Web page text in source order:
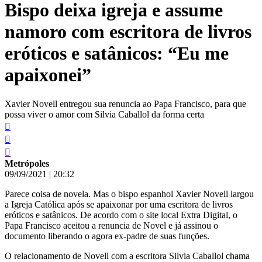
conteúdo
Bispo deixa igreja e assume
namoro com escritora de livros
eróticos e satânicos: “Eu me
apaixonei”
Xavier Novell entregou sua renuncia ao Papa Francisco, para que
possa viver o amor com Silvia Caballol da forma certa
Metrópoles
09/09/2021 | 20:32
Parece coisa de novela. Mas o bispo espanhol Xavier Novell largou
a Igreja Católica após se apaixonar por uma escritora de livros
eróticos e satânicos. De acordo com o site local Extra Digital, o
Papa Francisco aceitou a renuncia de Novel e já assinou o
documento liberando o agora ex-padre de suas funções.
O relacionamento de Novell com a escritora Silvia Caballol chama